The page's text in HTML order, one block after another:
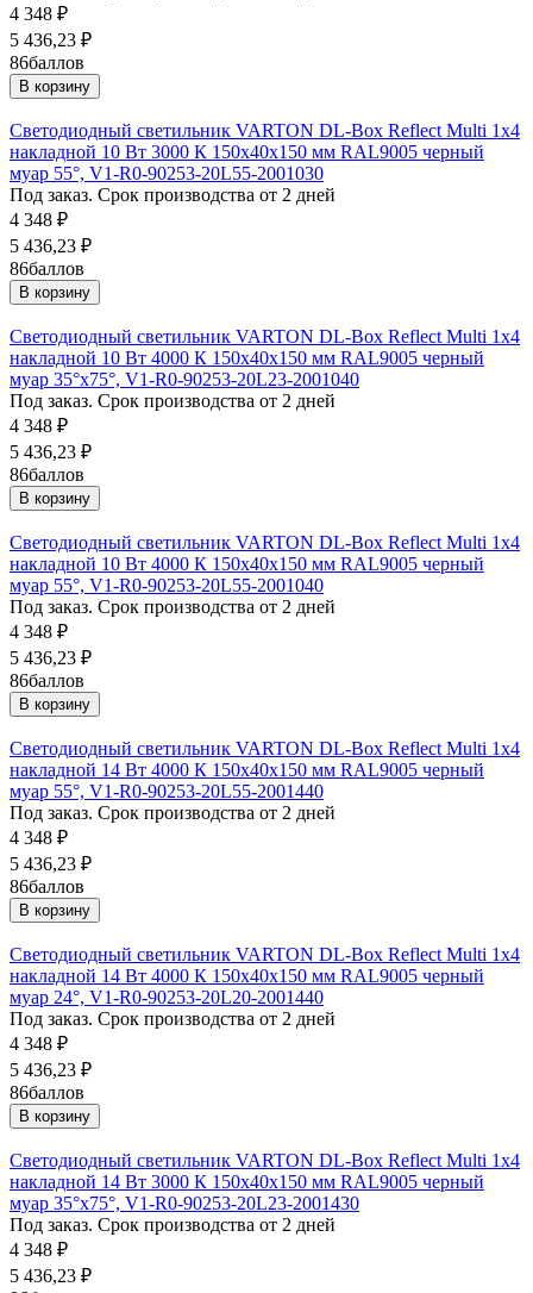
4 348 ₽
5 436,23 ₽
86баллов
В корзину
Светодиодный светильник VARTON DL-Box Reflect Multi 1x4
накладной 10 Вт 3000 К 150х40х150 мм RAL9005 черный
муар 55°, V1-R0-90253-20L55-2001030
Под заказ. Срок производства от 2 дней
4 348 ₽
5 436,23 ₽
86баллов
В корзину
Светодиодный светильник VARTON DL-Box Reflect Multi 1x4
накладной 10 Вт 4000 К 150х40х150 мм RAL9005 черный
муар 35°x75°, V1-R0-90253-20L23-2001040
Под заказ. Срок производства от 2 дней
4 348 ₽
5 436,23 ₽
86баллов
В корзину
Светодиодный светильник VARTON DL-Box Reflect Multi 1x4
накладной 10 Вт 4000 К 150х40х150 мм RAL9005 черный
муар 55°, V1-R0-90253-20L55-2001040
Под заказ. Срок производства от 2 дней
4 348 ₽
5 436,23 ₽
86баллов
В корзину
Светодиодный светильник VARTON DL-Box Reflect Multi 1x4
накладной 14 Вт 4000 К 150х40х150 мм RAL9005 черный
муар 55°, V1-R0-90253-20L55-2001440
Под заказ. Срок производства от 2 дней
4 348 ₽
5 436,23 ₽
86баллов
В корзину
Светодиодный светильник VARTON DL-Box Reflect Multi 1x4
накладной 14 Вт 4000 К 150х40х150 мм RAL9005 черный
муар 24°, V1-R0-90253-20L20-2001440
Под заказ. Срок производства от 2 дней
4 348 ₽
5 436,23 ₽
86баллов
В корзину
Светодиодный светильник VARTON DL-Box Reflect Multi 1x4
накладной 14 Вт 3000 К 150х40х150 мм RAL9005 черный
муар 35°x75°, V1-R0-90253-20L23-2001430
Под заказ. Срок производства от 2 дней
4 348 ₽
5 436,23 ₽